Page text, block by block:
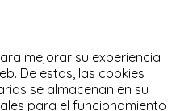
mejorar su experiencia
De estas, las cookies
se almacenan en su
para el funcionamiento